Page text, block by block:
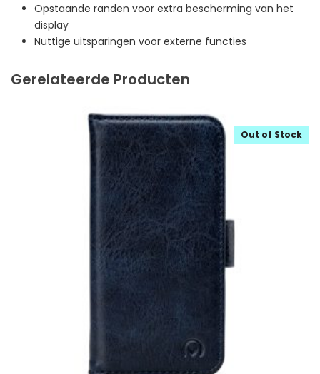
Opstaande randen voor extra bescherming van het
display
Nuttige uitsparingen voor externe functies
Gerelateerde Producten
Out of Stock